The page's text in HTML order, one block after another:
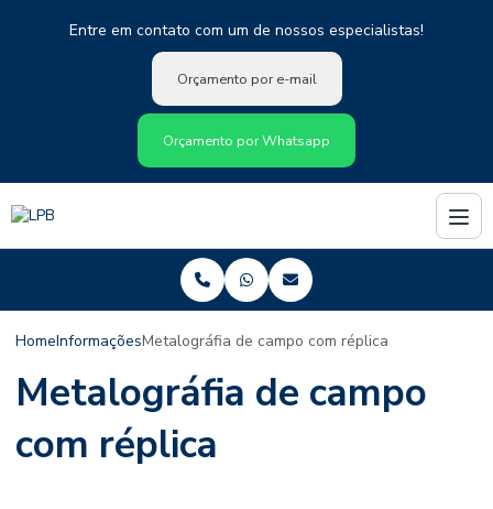
Entre em contato com um de nossos especialistas!
Orçamento por e-mail
Orçamento por Whatsapp
HomeInformaçõesMetalográfia de campo com réplica
Metalográfia de campo
com réplica